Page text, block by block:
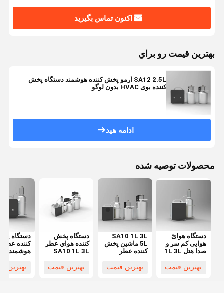
اکنون تماس بگیرید
بهترين قيمت رو براي
SA12 2.5L آرمو پخش کننده هوشمند دستگاه پخش
کننده بوی HVAC بدون لوگو
ادامه هید
محصولات توصیه شده
دستگاه هوائ
هوایی کم سر و
صدا هتل 1L 3L
مکعب برای
HVAC
بهترین قیمت
SA10 1L 3L
5L ماشین پخش
کننده عطر
برای منطقه
بزرگ
بهترین قیمت
دستگاه پخش
کننده هواي عطر
SA10 1L 3L
کننده عطر خانه
هوشمند
بهترین قیمت
دستگاه
کننده عطر
هوشمند
پخش عطر
بهترین